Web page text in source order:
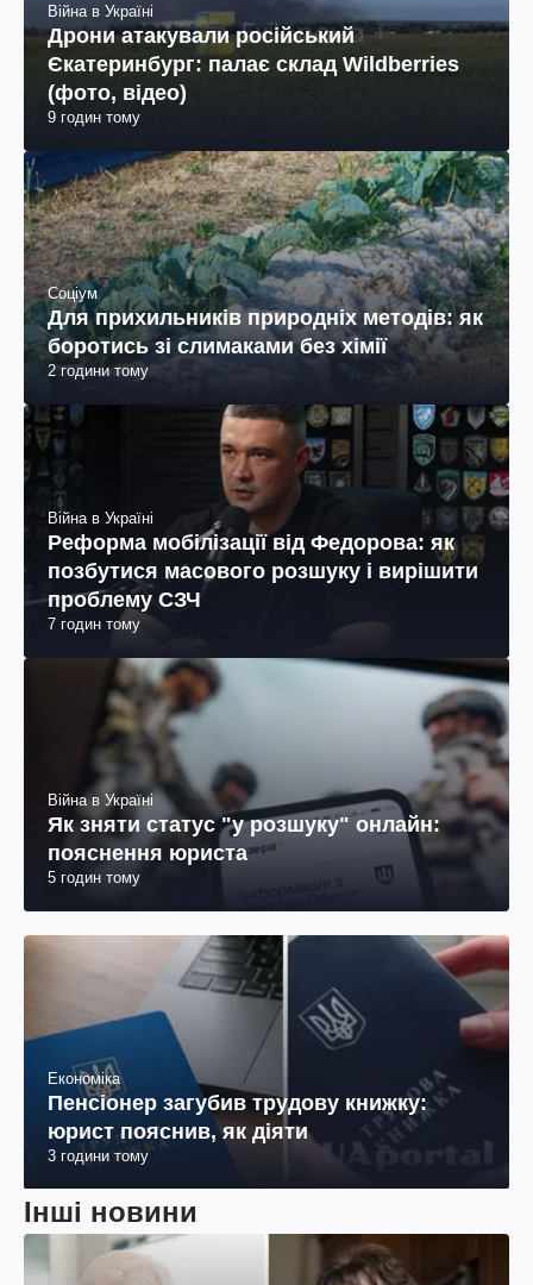
Війна в Україні
Дрони атакували російський
Єкатеринбург: палає склад Wildberries
(фото, відео)
9 годин тому
Соціум
Для прихильників природніх методів: як
боротись зі слимаками без хімії
2 години тому
Війна в Україні
Реформа мобілізації від Федорова: як
позбутися масового розшуку і вирішити
проблему СЗЧ
7 годин тому
Війна в Україні
Як зняти статус "у розшуку" онлайн:
пояснення юриста
5 годин тому
Економіка
Пенсіонер загубив трудову книжку:
юрист пояснив, як діяти
3 години тому
Інші новини